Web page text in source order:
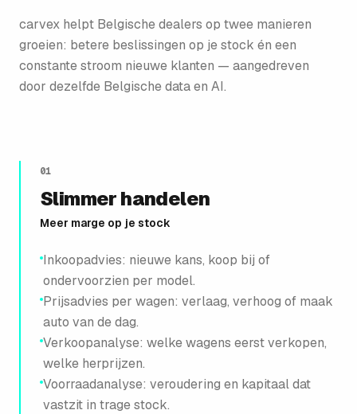
carvex helpt Belgische dealers op twee manieren
groeien: betere beslissingen op je stock én een
constante stroom nieuwe klanten — aangedreven
door dezelfde Belgische data en AI.
01
Slimmer handelen
Meer marge op je stock
Inkoopadvies: nieuwe kans, koop bij of
ondervoorzien per model.
Prijsadvies per wagen: verlaag, verhoog of maak
auto van de dag.
Verkoopanalyse: welke wagens eerst verkopen,
welke herprijzen.
Voorraadanalyse: veroudering en kapitaal dat
vastzit in trage stock.